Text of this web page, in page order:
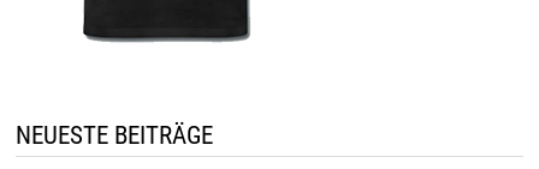
NEUESTE BEITRÄGE